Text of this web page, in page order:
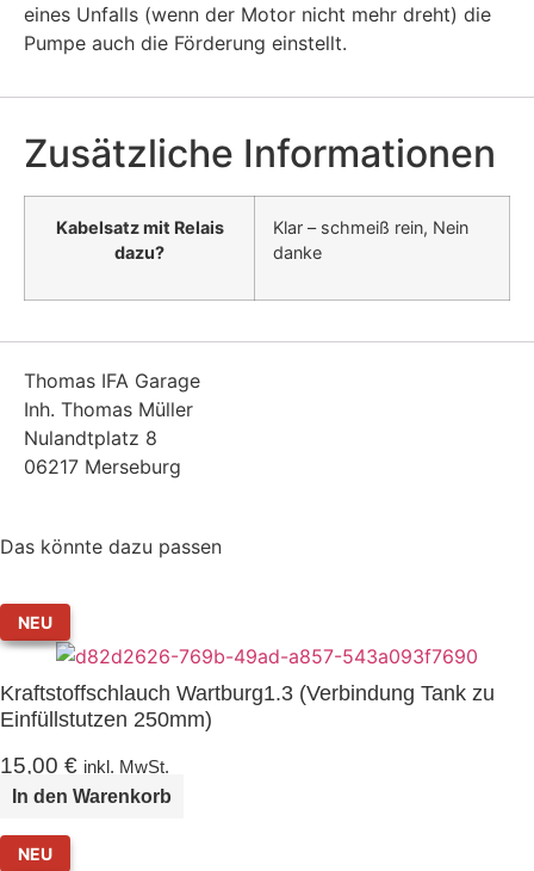
eines Unfalls (wenn der Motor nicht mehr dreht) die
Pumpe auch die Förderung einstellt.
Zusätzliche Informationen
Kabelsatz mit Relais
dazu?
Klar – schmeiß rein, Nein
danke
Thomas IFA Garage
Inh. Thomas Müller
Nulandtplatz 8
06217 Merseburg
Das könnte dazu passen
NEU
Kraftstoffschlauch Wartburg1.3 (Verbindung Tank zu
Einfüllstutzen 250mm)
15,00 € inkl. MwSt.
In den Warenkorb
NEU